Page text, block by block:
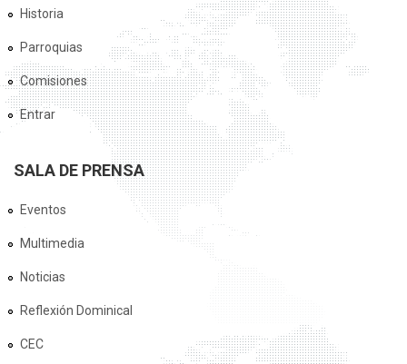
Historia
Parroquias
Comisiones
Entrar
SALA DE PRENSA
Eventos
Multimedia
Noticias
Reflexión Dominical
CEC